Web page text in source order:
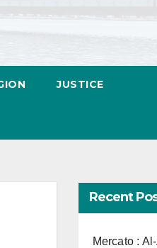
JUSTICE
Recent
Mercato :